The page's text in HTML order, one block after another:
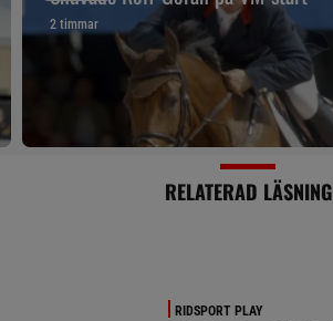
2 timmar
RELATERAD LÄSNING
RIDSPORT PLAY